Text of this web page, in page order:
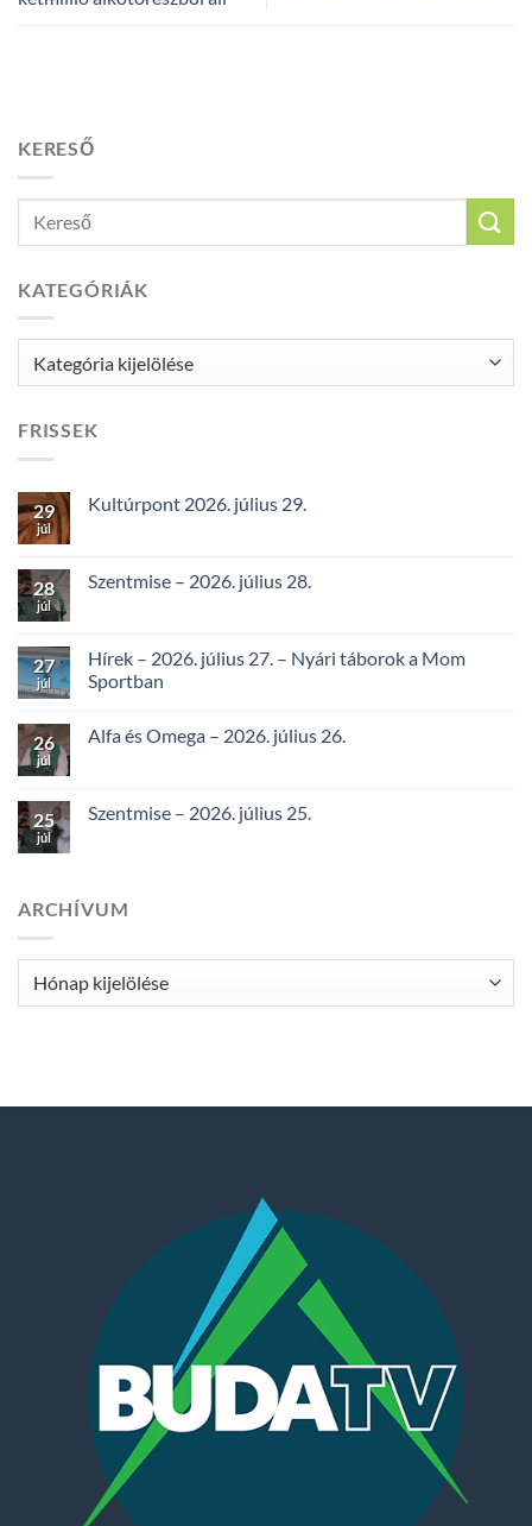
KERESŐ
KATEGÓRIÁK
FRISSEK
29
júl
Kultúrpont 2026. július 29.
28
júl
Szentmise – 2026. július 28.
27
júl
Hírek – 2026. július 27. – Nyári táborok a Mom
Sportban
26
júl
Alfa és Omega – 2026. július 26.
25
júl
Szentmise – 2026. július 25.
ARCHÍVUM
Archívum